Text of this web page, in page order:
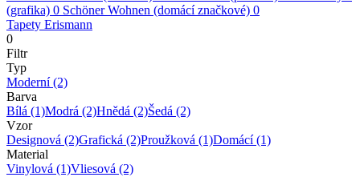
(grafika) 0 Schöner Wohnen (domácí značkové) 0
Tapety Erismann
0
Filtr
Typ
Moderní(2)
Barva
Bílá (1)Modrá (2)Hnědá (2)Šedá (2)
Vzor
Designová (2)Grafická (2)Proužková (1)Domácí(1)
Material
Vinylová (1)Vliesová (2)